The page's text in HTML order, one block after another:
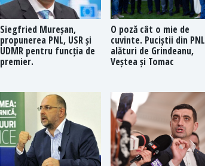
Siegfried Mureșan,
propunerea PNL, USR și
UDMR pentru funcția de
premier.
O poză cât o mie de
cuvinte. Puciștii din PNL
alături de Grindeanu,
Veștea și Tomac